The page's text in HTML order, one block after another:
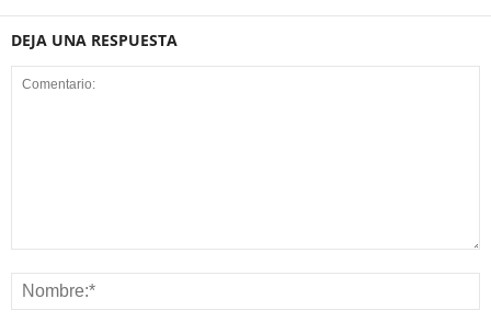
DEJA UNA RESPUESTA